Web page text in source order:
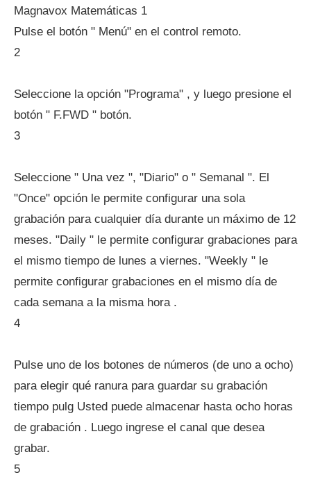
Magnavox Matemáticas 1
Pulse el botón " Menú" en el control remoto.
2
Seleccione la opción "Programa" , y luego presione el
botón " F.FWD " botón.
3
Seleccione " Una vez ", "Diario" o " Semanal ". El
"Once" opción le permite configurar una sola
grabación para cualquier día durante un máximo de 12
meses. "Daily " le permite configurar grabaciones para
el mismo tiempo de lunes a viernes. "Weekly " le
permite configurar grabaciones en el mismo día de
cada semana a la misma hora .
4
Pulse uno de los botones de números (de uno a ocho)
para elegir qué ranura para guardar su grabación
tiempo pulg Usted puede almacenar hasta ocho horas
de grabación . Luego ingrese el canal que desea
grabar.
5